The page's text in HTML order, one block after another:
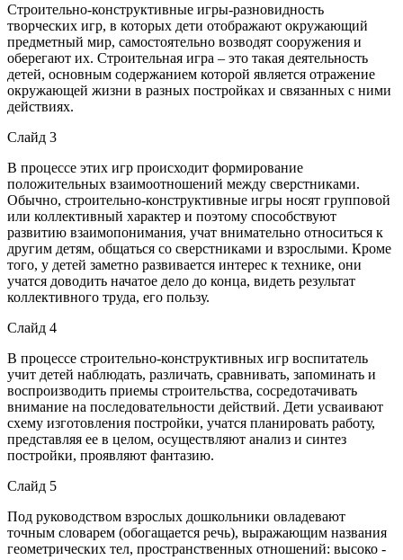
Строительно-конструктивные игры-разновидность
творческих игр, в которых дети отображают окружающий
предметный мир, самостоятельно возводят сооружения и
оберегают их. Строительная игра – это такая деятельность
детей, основным содержанием которой является отражение
окружающей жизни в разных постройках и связанных с ними
действиях.
Слайд 3
В процессе этих игр происходит формирование
положительных взаимоотношений между сверстниками.
Обычно, строительно-конструктивные игры носят групповой
или коллективный характер и поэтому способствуют
развитию взаимопонимания, учат внимательно относиться к
другим детям, общаться со сверстниками и взрослыми. Кроме
того, у детей заметно развивается интерес к технике, они
учатся доводить начатое дело до конца, видеть результат
коллективного труда, его пользу.
Слайд 4
В процессе строительно-конструктивных игр воспитатель
учит детей наблюдать, различать, сравнивать, запоминать и
воспроизводить приемы строительства, сосредотачивать
внимание на последовательности действий. Дети усваивают
схему изготовления постройки, учатся планировать работу,
представляя ее в целом, осуществляют анализ и синтез
постройки, проявляют фантазию.
Слайд 5
Под руководством взрослых дошкольники овладевают
точным словарем (обогащается речь), выражающим названия
геометрических тел, пространственных отношений: высоко -